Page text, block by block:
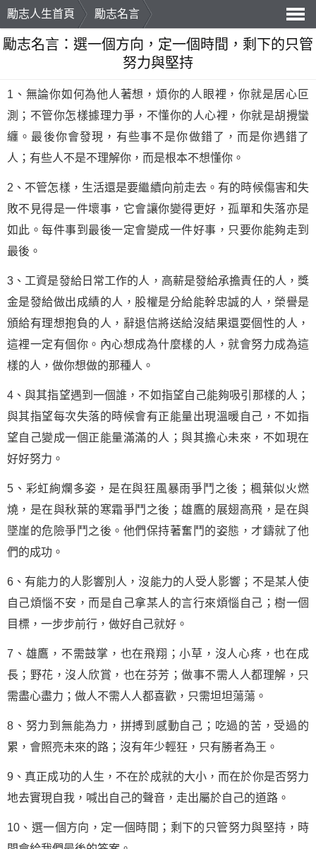
勵志人生首頁
勵志名言
導
勵志名言：選一個方向，定一個時間，剩下的只管
努力與堅持
1、無論你如何為他人著想，煩你的人眼裡，你就是居心叵
測；不管你怎樣據理力爭，不懂你的人心裡，你就是胡攪蠻
纏。最後你會發現，有些事不是你做錯了，而是你遇錯了
人；有些人不是不理解你，而是根本不想懂你。
2、不管怎樣，生活還是要繼續向前走去。有的時候傷害和失
敗不見得是一件壞事，它會讓你變得更好，孤單和失落亦是
如此。每件事到最後一定會變成一件好事，只要你能夠走到
最後。
3、工資是發給日常工作的人，高薪是發給承擔責任的人，獎
金是發給做出成績的人，股權是分給能幹忠誠的人，榮譽是
頒給有理想抱負的人，辭退信將送給沒結果還耍個性的人，
這裡一定有個你。內心想成為什麼樣的人，就會努力成為這
樣的人，做你想做的那種人。
4、與其指望遇到一個誰，不如指望自己能夠吸引那樣的人；
與其指望每次失落的時候會有正能量出現溫暖自己，不如指
望自己變成一個正能量滿滿的人；與其擔心未來，不如現在
好好努力。
5、彩虹絢爛多姿，是在與狂風暴雨爭鬥之後；楓葉似火燃
燒，是在與秋葉的寒霜爭鬥之後；雄鷹的展翅高飛，是在與
墜崖的危險爭鬥之後。他們保持著奮鬥 的姿態，才鑄就了他
們的成功 。
6、有能力的人影響別人，沒能力的人受人影響；不是某人使
自己煩惱不安，而是自己拿某人的言行來煩惱自己；樹一個
目標，一步步前行，做好自己就好。
7、雄鷹，不需鼓掌，也在飛翔；小草，沒人心疼，也在成
長；野花，沒人欣賞，也在芬芳；做事不需人人都理解，只
需盡心盡力； 做人不需人人都喜歡，只需坦坦蕩蕩。
8、努力到無能為力，拼搏到感動自己；吃過的苦，受過的
累，會照亮未來的路；沒有年少輕狂，只有勝者為王。
9、真正成功的人生，不在於成就的大小，而在於你是否努力
地去實現自我，喊出自己的聲音，走出屬於自己的道路。
10、選一個方向，定一個時間；剩下的只管努力與堅持，時